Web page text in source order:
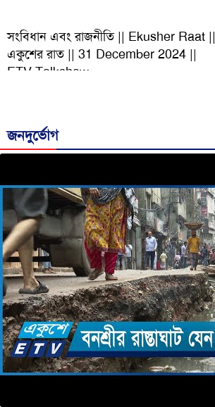
সংবিধান এবং রাজনীতি || Ekusher Raat ||
একুশের রাত || 31 December 2024 ||
ETV Talkshow
জনদুর্ভোগ